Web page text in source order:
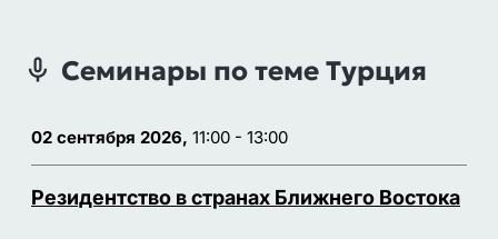
Семинары по теме Турция
02 сентября 2026, 11:00 - 13:00
Резидентство в странах Ближнего Востока